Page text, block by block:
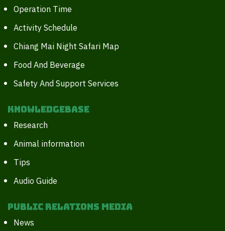
Operation Time
Activity Schedule
Chiang Mai Night Safari Map
Food And Beverage
Safety And Support Services
Knowledgebase
Research
Animal information
Tips
Audio Guide
Public Relations Media
News